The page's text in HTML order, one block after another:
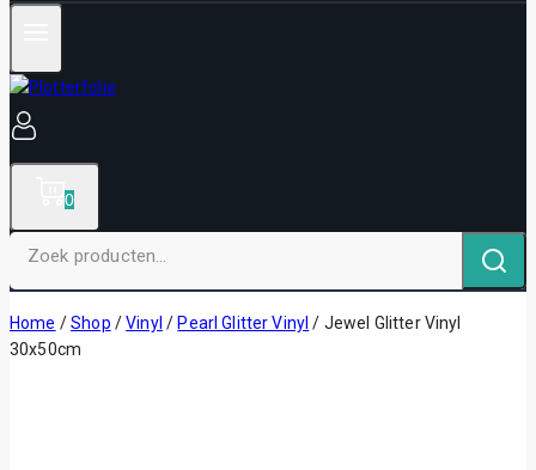
0
Home /Shop /Vinyl / Pearl Glitter Vinyl / Jewel Glitter Vinyl
30x50cm